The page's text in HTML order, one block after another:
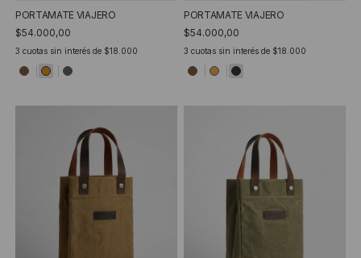
PORTAMATE VIAJERO
$54.000,00
3 cuotas sin interés de $18.000
PORTAMATE VIAJERO
$54.000,00
3 cuotas sin interés de $18.000